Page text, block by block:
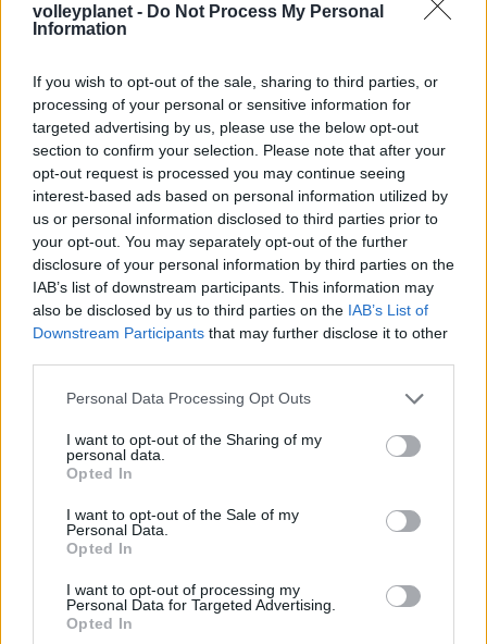
volleyplanet - Do Not Process My Personal
Information
If you wish to opt-out of the sale, sharing to third parties, or
processing of your personal or sensitive information for
targeted advertising by us, please use the below opt-out
section to confirm your selection. Please note that after your
opt-out request is processed you may continue seeing
interest-based ads based on personal information utilized by
us or personal information disclosed to third parties prior to
your opt-out. You may separately opt-out of the further
disclosure of your personal information by third parties on the
IAB’s list of downstream participants. This information may
also be disclosed by us to third parties on the IAB’s List of
Downstream Participants that may further disclose it to other
Please note that this website/app uses one or more Google
not limited to your visit or usage behaviour. You may click to
grant or deny consent to Google and its third-party tags to
use your data for below specified purposes in below Google
consent section.
Personal Data Processing Opt Outs
I want to opt-out of the Sharing of my
personal data.
Opted In
I want to opt-out of the Sale of my
Personal Data.
Opted In
I want to opt-out of processing my
Personal Data for Targeted Advertising.
Opted In
Α1 ΑΝΔΡΩΝ 16/02/2017
Παν… Εθνικό κάλεσμα στην Αλεξανδρούπολη
Πρόσκληση στον κόσμο της ομάδας να γεμίσει το κλειστό
"Μιχάλης Παρασκευόπουλος" στο σαββατιάτικο ματς (18/2,
18.00) με τον Ηρακλή Πετοσφαίρισης 2015, ώστε να μην
πάει στράφι το σπουδαίο "διπλό" στην Κηφισιά απηύθυνε η
ομάδα του Σάκη Μουστακίδη, που ευελπιστεί να συνεχίσει
το σερί των επιτυχημένων εμφανίσεων.